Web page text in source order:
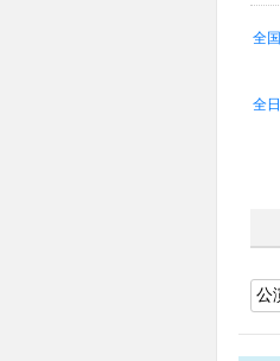
全国
全